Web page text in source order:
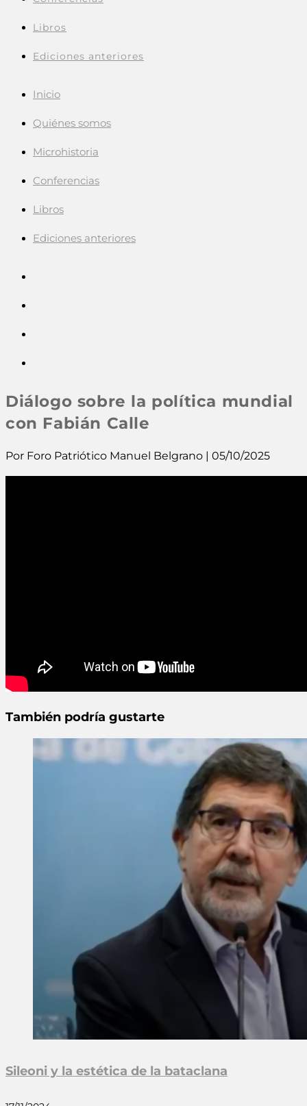
Libros
Ediciones anteriores
Inicio
Quiénes somos
Microhistoria
Conferencias
Libros
Ediciones anteriores
Diálogo sobre la política mundial
con Fabián Calle
Por Foro Patriótico Manuel Belgrano | 05/10/2025
También podría gustarte
Sileoni y la estética de la bataclana